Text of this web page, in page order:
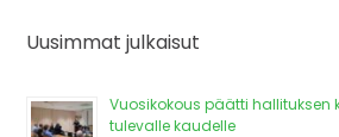
Uusimmat julkaisut
Vuosikokous päätti hallituksen
tulevalle kaudelle